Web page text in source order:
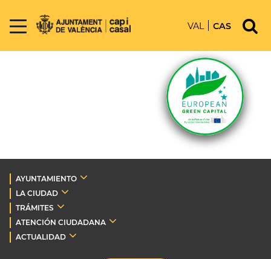
VAL CAS
AYUNTAMIENTO
LA CIUDAD
TRÁMITES
ATENCIÓN CIUDADANA
ACTUALIDAD